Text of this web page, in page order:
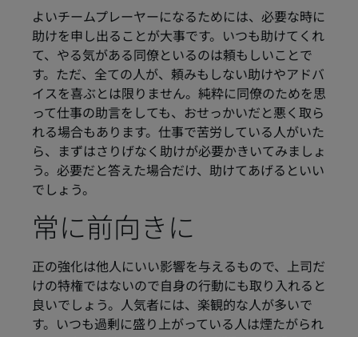
よいチームプレーヤーになるためには、必要な時に
助けを申し出ることが大事です。いつも助けてくれ
て、やる気がある同僚といるのは頼もしいことで
す。ただ、全ての人が、頼みもしない助けやアドバ
イスを喜ぶとは限りません。純粋に同僚のためを思
って仕事の助言をしても、おせっかいだと悪く取ら
れる場合もあります。仕事で苦労している人がいた
ら、まずはさりげなく助けが必要かきいてみましょ
う。必要だと答えた場合だけ、助けてあげるといい
でしょう。
常に前向きに
正の強化は他人にいい影響を与えるもので、上司だ
けの特権ではないので自身の行動にも取り入れると
良いでしょう。人気者には、楽観的な人が多いで
す。いつも過剰に盛り上がっている人は煙たがられ